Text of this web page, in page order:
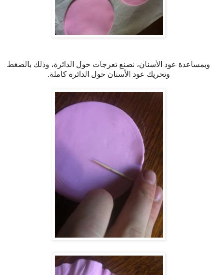
وبمساعدة عود الأسنان، نصنع تعرجات حول الدائرة، وذلك بالضغط
وتحريك عود الأسنان حول الدائرة كاملة.